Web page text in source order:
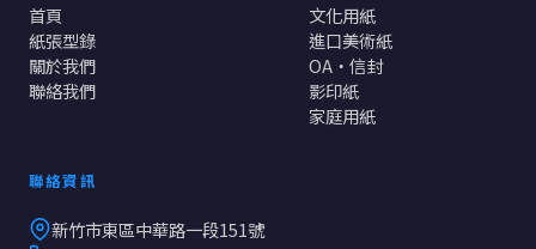
首頁
紙張型錄
關於我們
聯絡我們
文化用紙
進口美術紙
OA・信封
影印紙
家庭用紙
聯絡資訊
新竹市東區中華路一段151號